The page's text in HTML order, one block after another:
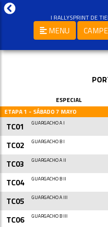
I RALLYSPRINT DE
MENU
ESPECIAL
ETAPA 1 - SÁBADO 7 MAYO
TC01 GUARGACHO A I
TC02 GUARGACHO B I
TC03 GUARGACHO A II
TC04 GUARGACHO B II
TC05 GUARGACHO A III
TC06 GUARGACHO B III